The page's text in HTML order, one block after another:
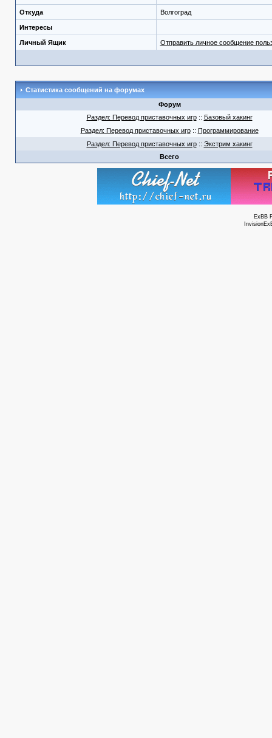
Откуда Волгоград
Интересы
Личный Ящик Отправить личное сообщение
Статистика сообщений на форумах
Форум
Раздел: Перевод приставочных игр:: Базовый хакинг
Раздел: Перевод приставочных игр:: Программирование
Раздел: Перевод приставочных игр:: Экстрим хакинг
Всего
ExBB